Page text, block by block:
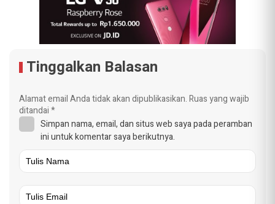
Tinggalkan Balasan
Alamat email Anda tidak akan dipublikasikan.Ruas yang wajib
ditandai*
Simpan nama, email, dan situs web saya pada peramban
ini untuk komentar saya berikutnya.